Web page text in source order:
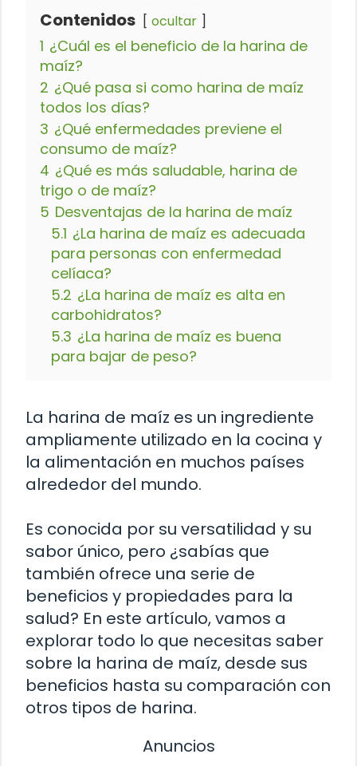
Contenidos ocultar
1 ¿Cuál es el beneficio de la harina de
maíz?
2 ¿Qué pasa si como harina de maíz
todos los días?
3 ¿Qué enfermedades previene el
consumo de maíz?
4 ¿Qué es más saludable, harina de
trigo o de maíz?
5 Desventajas de la harina de maíz
5.1 ¿La harina de maíz es adecuada
para personas con enfermedad
celíaca?
5.2 ¿La harina de maíz es alta en
carbohidratos?
5.3 ¿La harina de maíz es buena
para bajar de peso?
La harina de maíz es un ingrediente
ampliamente utilizado en la cocina y
la alimentación en muchos países
alrededor del mundo.
Es conocida por su versatilidad y su
sabor único, pero ¿sabías que
también ofrece una serie de
beneficios y propiedades para la
salud? En este artículo, vamos a
explorar todo lo que necesitas saber
sobre la harina de maíz, desde sus
beneficios hasta su comparación con
otros tipos de harina.
Anuncios